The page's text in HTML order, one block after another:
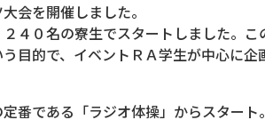
会を開催しました。
４０名の寮生でスタートしました。こ
目的で、イベントＲＡ学生が中心に企
番である「ラジオ体操」からスタート